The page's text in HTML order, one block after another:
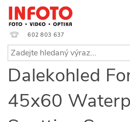
602 803 637
Dalekohled
45x60